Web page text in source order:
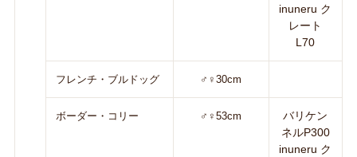
inuneru ク
レート
L70
フレンチ・ブルドッグ ♂♀30cm
ボーダー・コリー ♂♀53cm
バリケン
ネルP300
inuneru ク